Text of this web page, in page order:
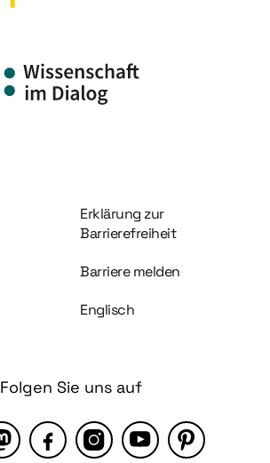
Information und Service
Erklärung zur
Barrierefreiheit
Barriere melden
Englisch
Folgen Sie uns auf